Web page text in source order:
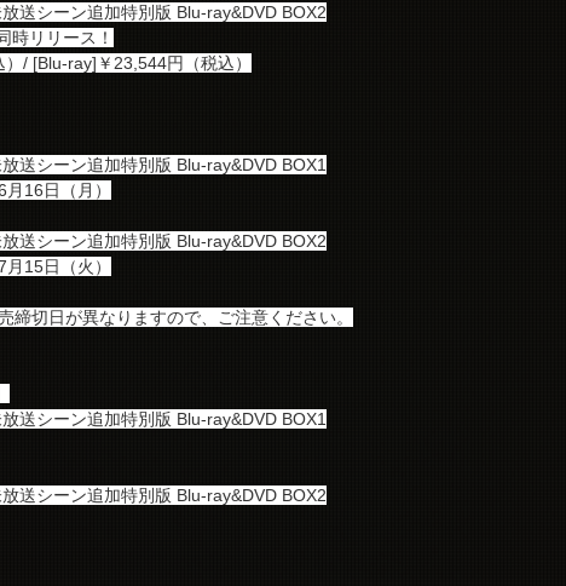
送シーン追加特別版 Blu-ray&DVD BOX2
時リリース！
/ [Blu-ray]￥23,544円（税込）
送シーン追加特別版 Blu-ray&DVD BOX1
16日（月）
送シーン追加特別版 Blu-ray&DVD BOX2
15日（火）
締切日が異なりますので、ご注意ください。
送シーン追加特別版 Blu-ray&DVD BOX1
送シーン追加特別版 Blu-ray&DVD BOX2